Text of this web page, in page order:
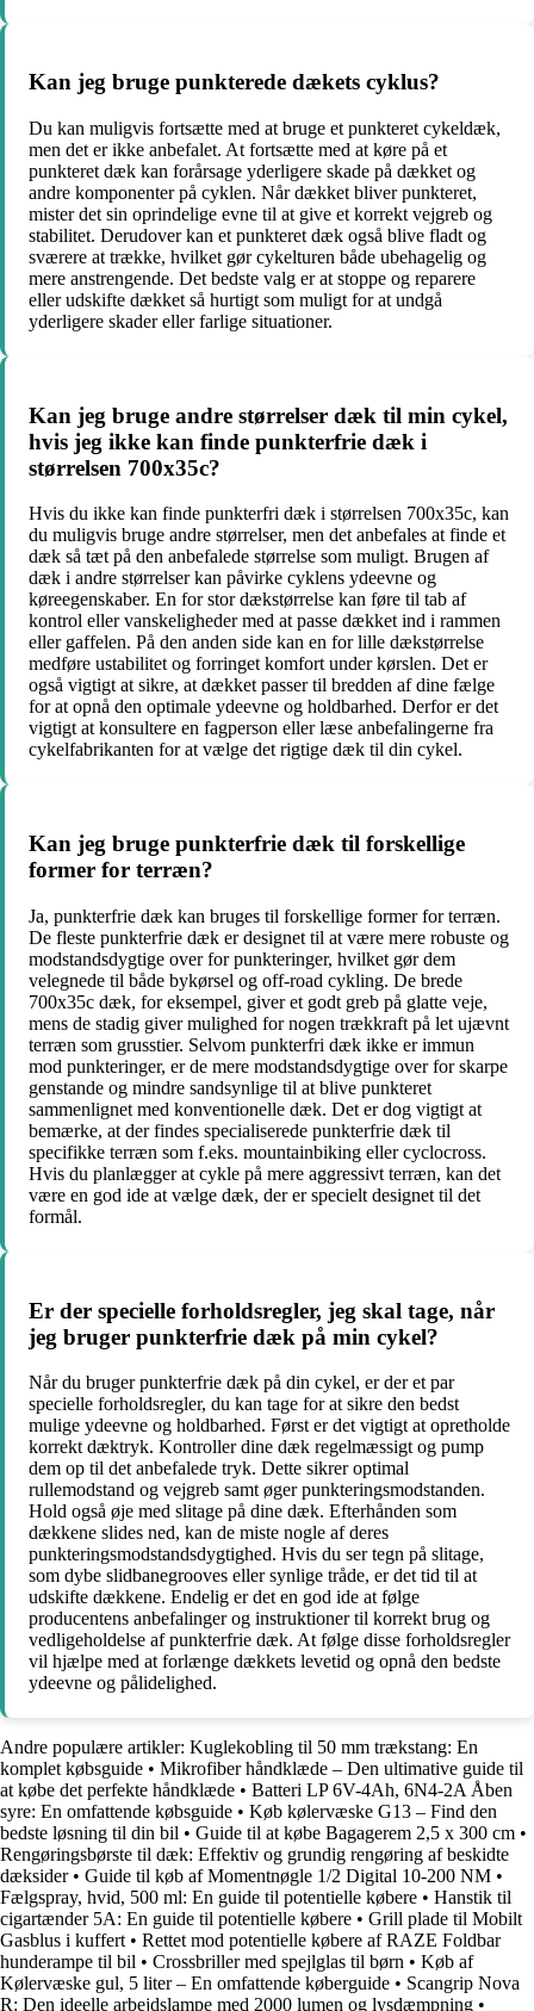
Kan jeg bruge punkterede dækets cyklus?
Du kan muligvis fortsætte med at bruge et punkteret cykeldæk,
men det er ikke anbefalet. At fortsætte med at køre på et
punkteret dæk kan forårsage yderligere skade på dækket og
andre komponenter på cyklen. Når dækket bliver punkteret,
mister det sin oprindelige evne til at give et korrekt vejgreb og
stabilitet. Derudover kan et punkteret dæk også blive fladt og
sværere at trække, hvilket gør cykelturen både ubehagelig og
mere anstrengende. Det bedste valg er at stoppe og reparere
eller udskifte dækket så hurtigt som muligt for at undgå
yderligere skader eller farlige situationer.
Kan jeg bruge andre størrelser dæk til min cykel,
hvis jeg ikke kan finde punkterfrie dæk i
størrelsen 700x35c?
Hvis du ikke kan finde punkterfri dæk i størrelsen 700x35c, kan
du muligvis bruge andre størrelser, men det anbefales at finde et
dæk så tæt på den anbefalede størrelse som muligt. Brugen af
dæk i andre størrelser kan påvirke cyklens ydeevne og
køreegenskaber. En for stor dækstørrelse kan føre til tab af
kontrol eller vanskeligheder med at passe dækket ind i rammen
eller gaffelen. På den anden side kan en for lille dækstørrelse
medføre ustabilitet og forringet komfort under kørslen. Det er
også vigtigt at sikre, at dækket passer til bredden af dine fælge
for at opnå den optimale ydeevne og holdbarhed. Derfor er det
vigtigt at konsultere en fagperson eller læse anbefalingerne fra
cykelfabrikanten for at vælge det rigtige dæk til din cykel.
Kan jeg bruge punkterfrie dæk til forskellige
former for terræn?
Ja, punkterfrie dæk kan bruges til forskellige former for terræn.
De fleste punkterfrie dæk er designet til at være mere robuste og
modstandsdygtige over for punkteringer, hvilket gør dem
velegnede til både bykørsel og off-road cykling. De brede
700x35c dæk, for eksempel, giver et godt greb på glatte veje,
mens de stadig giver mulighed for nogen trækkraft på let ujævnt
terræn som grusstier. Selvom punkterfri dæk ikke er immun
mod punkteringer, er de mere modstandsdygtige over for skarpe
genstande og mindre sandsynlige til at blive punkteret
sammenlignet med konventionelle dæk. Det er dog vigtigt at
bemærke, at der findes specialiserede punkterfrie dæk til
specifikke terræn som f.eks. mountainbiking eller cyclocross.
Hvis du planlægger at cykle på mere aggressivt terræn, kan det
være en god ide at vælge dæk, der er specielt designet til det
formål.
Er der specielle forholdsregler, jeg skal tage, når
jeg bruger punkterfrie dæk på min cykel?
Når du bruger punkterfrie dæk på din cykel, er der et par
specielle forholdsregler, du kan tage for at sikre den bedst
mulige ydeevne og holdbarhed. Først er det vigtigt at opretholde
korrekt dæktryk. Kontroller dine dæk regelmæssigt og pump
dem op til det anbefalede tryk. Dette sikrer optimal
rullemodstand og vejgreb samt øger punkteringsmodstanden.
Hold også øje med slitage på dine dæk. Efterhånden som
dækkene slides ned, kan de miste nogle af deres
punkteringsmodstandsdygtighed. Hvis du ser tegn på slitage,
som dybe slidbanegrooves eller synlige tråde, er det tid til at
udskifte dækkene. Endelig er det en god ide at følge
producentens anbefalinger og instruktioner til korrekt brug og
vedligeholdelse af punkterfrie dæk. At følge disse forholdsregler
vil hjælpe med at forlænge dækkets levetid og opnå den bedste
ydeevne og pålidelighed.
Andre populære artikler: Kuglekobling til 50 mm trækstang: En
komplet købsguide • Mikrofiber håndklæde – Den ultimative guide til
at købe det perfekte håndklæde • Batteri LP 6V-4Ah, 6N4-2A Åben
syre: En omfattende købsguide • Køb kølervæske G13 – Find den
bedste løsning til din bil • Guide til at købe Bagagerem 2,5 x 300 cm •
Rengøringsbørste til dæk: Effektiv og grundig rengøring af beskidte
dæksider• Guide til køb af Momentnøgle 1/2 Digital 10-200 NM •
Fælgspray, hvid, 500 ml: En guide til potentielle købere • Hanstik til
cigartænder 5A: En guide til potentielle købere • Grill plade til Mobilt
Gasblus i kuffert • Rettet mod potentielle købere af RAZE Foldbar
hunderampe til bil • Crossbriller med spejlglas til børn • Køb af
Kølervæske gul, 5 liter – En omfattende køberguide • Scangrip Nova
R: Den ideelle arbejdslampe med 2000 lumen og lysdæmpning •